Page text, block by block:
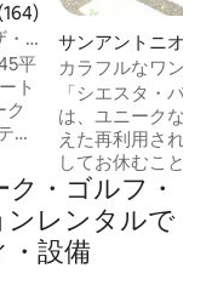
164件、5つ星中4.96つ
平
ト
ク
す
、
専
の
サンアントニオの
ハウス
カラフルなワンル
楽しい場所に近い
「シエスタ・バ
は、ユニークな装
えた再利用され
してお休むことが
ント・メアリー
ーズ・ストリッ
リバーウォーク
あり、多くのレス
・ゴルフ・
ン⁠レ⁠ン⁠タ⁠ル⁠で
・⁠設⁠備